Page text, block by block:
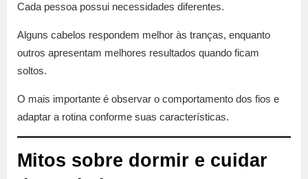
Cada pessoa possui necessidades diferentes.
Alguns cabelos respondem melhor às tranças, enquanto
outros apresentam melhores resultados quando ficam
soltos.
O mais importante é observar o comportamento dos fios e
adaptar a rotina conforme suas características.
Mitos sobre dormir e cuidar